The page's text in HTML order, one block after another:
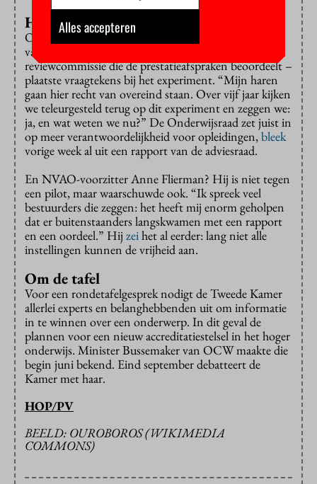
Haren overeind
Ook Henriëtte Maassen van den Brink – voorzitter
van de Onderwijsraad maar uitgenodigd als lid van de
reviewcommissie die de prestatieafspraken beoordeelt –
plaatste vraagtekens bij het experiment. “Mijn haren
gaan hier recht van overeind staan. Over vijf jaar kijken
we teleurgesteld terug op dit experiment en zeggen we:
ja, en wat weten we nu?” De Onderwijsraad zet juist in
op meer verantwoordelijkheid voor opleidingen,bleek
vorige week al uit een rapport van de adviesraad.
En NVAO-voorzitter Anne Flierman? Hij is niet tegen
een pilot, maar waarschuwde ook. “Ik spreek veel
bestuurders die zeggen: het heeft mij enorm geholpen
dat er buitenstaanders langskwamen met een rapport
en een oordeel.” Hij zeihet al eerder: lang niet alle
instellingen kunnen de vrijheid aan.
Om de tafel
Voor een rondetafelgesprek nodigt de Tweede Kamer
allerlei experts en belanghebbenden uit om informatie
in te winnen over een onderwerp. In dit geval de
plannen voor een nieuw accreditatiestelsel in het hoger
onderwijs. Minister Bussemaker van OCW maakte die
begin juni bekend. Eind september debatteert de
Kamer met haar.
HOP/PV
BEELD: OUROBOROS (WIKIMEDIA
COMMONS)
Alles accepteren